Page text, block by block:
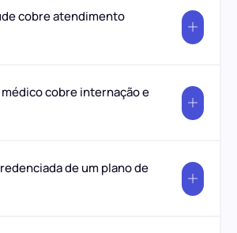
cobre atendimento
cobre internação e
de um plano de